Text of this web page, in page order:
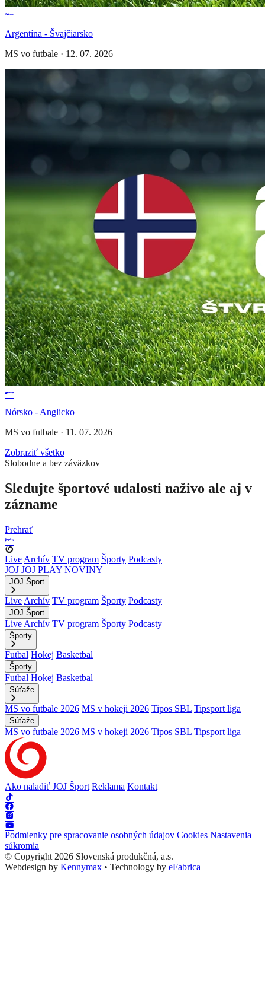
Argentína - Švajčiarsko
MS vo futbale · 12. 07. 2026
Nórsko - Anglicko
MS vo futbale · 11. 07. 2026
Zobraziť všetko
Slobodne a bez záväzkov
Sledujte športové udalosti naživo ale aj v
zázname
Prehrať
Live Archív TV program Športy Podcasty
JOJ JOJ PLAY NOVINY
JOJ Šport
Live Archív TV program Športy Podcasty
JOJ Šport
Live Archív TV program Športy Podcasty
Športy
Futbal Hokej Basketbal
Športy
Futbal Hokej Basketbal
Súťaže
MS vo futbale 2026 MS v hokeji 2026 Tipos SBL Tipsport liga
Súťaže
MS vo futbale 2026 MS v hokeji 2026 Tipos SBL Tipsport liga
Ako naladiť JOJ Šport Reklama Kontakt
Podmienky pre spracovanie osobných údajov Cookies Nastavenia
súkromia
© Copyright 2026 Slovenská produkčná, a.s.
Webdesign by Kennymax • Technology by eFabrica